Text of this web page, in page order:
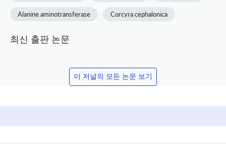
Alanine aminotransferase Corcyra cephalonica
최신 출판 논문
이 저널의 모든 논문 보기